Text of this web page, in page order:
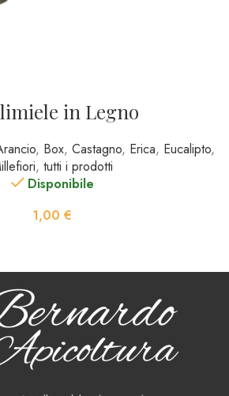
in Legno
, Box, Castagno, Erica, Eucalipto,
, tutti i prodotti
Disponibile
1,00 €